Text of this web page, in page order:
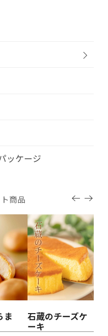
ッケージ
商品
ま
石蔵のチーズケ
ーキ